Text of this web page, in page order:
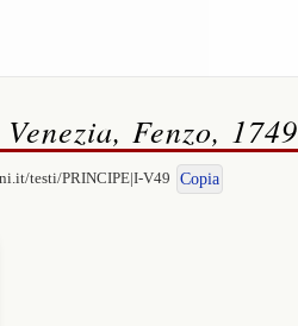
Fenzo, 1749
testi/PRINCIPE|I-V49 Copia